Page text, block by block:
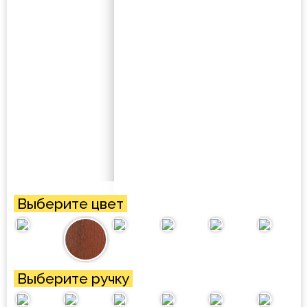
Выберите цвет
Выберите ручку